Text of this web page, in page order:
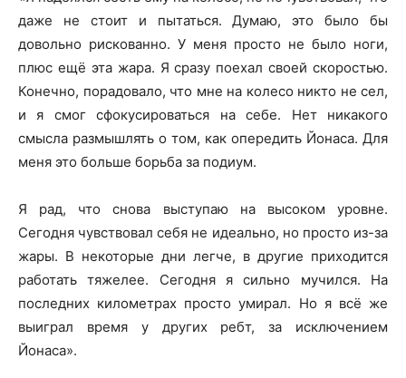
даже не стоит и пытаться. Думаю, это было бы
довольно рискованно. У меня просто не было ноги,
плюс ещё эта жара. Я сразу поехал своей скоростью.
Конечно, порадовало, что мне на колесо никто не сел,
и я смог сфокусироваться на себе. Нет никакого
смысла размышлять о том, как опередить Йонаса. Для
меня это больше борьба за подиум.
Я рад, что снова выступаю на высоком уровне.
Сегодня чувствовал себя не идеально, но просто из-за
жары. В некоторые дни легче, в другие приходится
работать тяжелее. Сегодня я сильно мучился. На
последних километрах просто умирал. Но я всё же
выиграл время у других ребт, за исключением
Йонаса».